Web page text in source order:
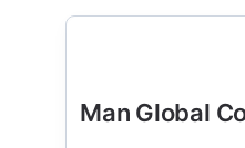
Man Global